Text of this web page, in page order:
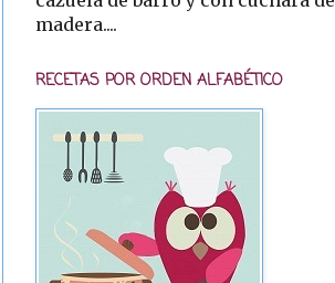
madera....
RECETAS POR ORDEN ALFABÉTICO